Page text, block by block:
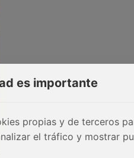
es importante
propias y de terceros
el tráfico y mostrar